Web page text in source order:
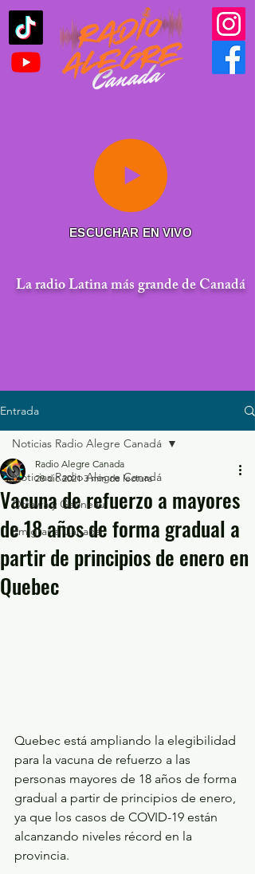
ESCUCHAR EN VIVO
La radio Latina más grande de Canadá
Entrada
Noticias Radio Alegre Canadá
Ottawa y Gatineau
Emigrar a Canadá
Noticias Radio Alegre Canadá
Vacuna de refuerzo a mayores
de 18 años de forma gradual a
partir de principios de enero en
Quebec
Radio Alegre Canada
28 dic 2021 3 min de lectura
Quebec está ampliando la elegibilidad
para la vacuna de refuerzo a las
personas mayores de 18 años de forma
gradual a partir de principios de enero,
ya que los casos de COVID-19 están
alcanzando niveles récord en la
provincia.